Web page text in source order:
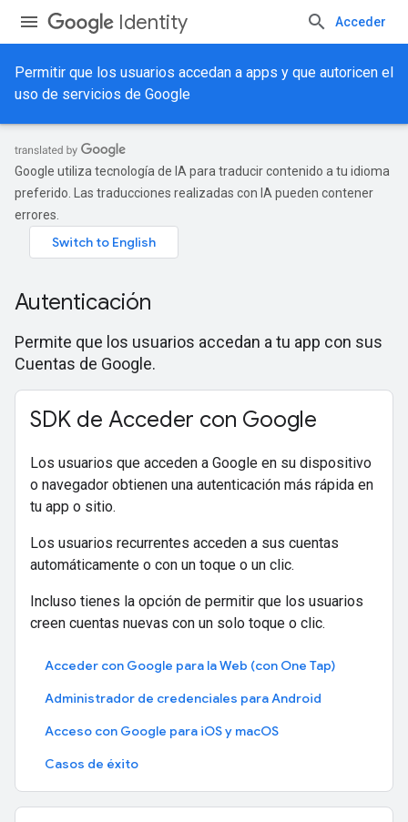
Identity Acceder
Permitir que los usuarios accedan a apps y que autoricen el
uso de servicios de Google
Google utiliza tecnología de IA para traducir contenido a tu idioma
preferido. Las traducciones realizadas con IA pueden contener
errores.
Autenticación
Permite que los usuarios accedan a tu app con sus
Cuentas de Google.
SDK de Acceder con Google
Los usuarios que acceden a Google en su dispositivo
o navegador obtienen una autenticación más rápida en
tu app o sitio.
Los usuarios recurrentes acceden a sus cuentas
automáticamente o con un toque o un clic.
Incluso tienes la opción de permitir que los usuarios
creen cuentas nuevas con un solo toque o clic.
Acceder con Google para la Web (con One Tap)
Administrador de credenciales para Android
Acceso con Google para iOS y macOS
Casos de éxito